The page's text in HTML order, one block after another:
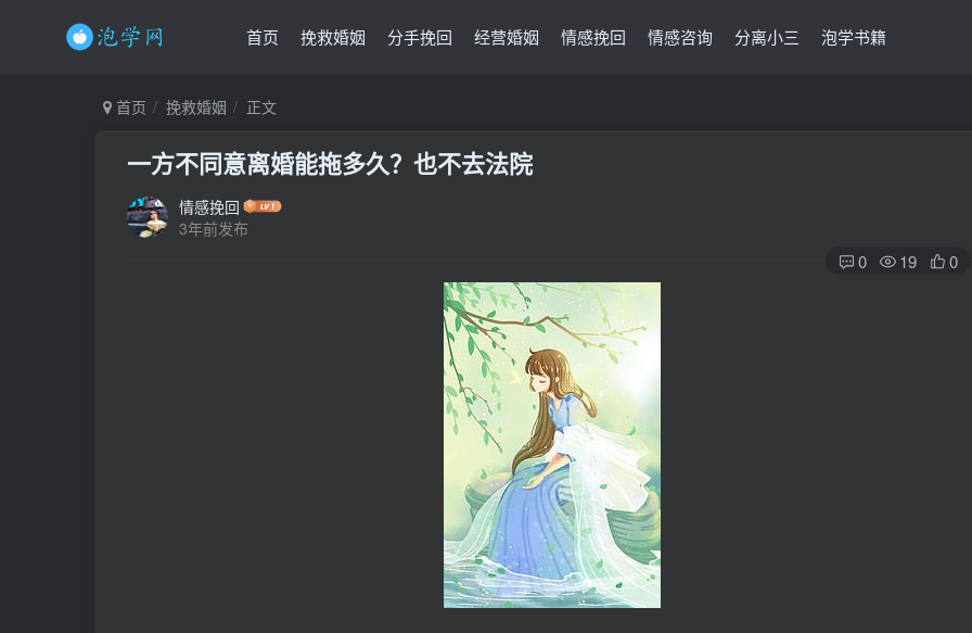
首页 挽救婚姻 分手挽回 经营婚姻 情感挽回 情感咨询 分离小三 泡学书籍
首页 挽救婚姻 正文
一方不同意离婚能拖多久？也不去法院
情感挽回
3年前发布
0 19 0